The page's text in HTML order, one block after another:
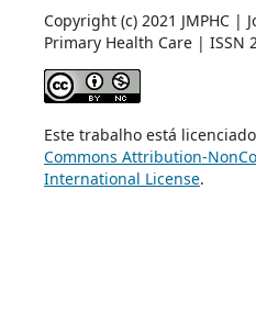
Copyright (c) 2021 JMPHC |
Primary Health Care | ISSN
Este trabalho está
Commons Attribution-
International License.